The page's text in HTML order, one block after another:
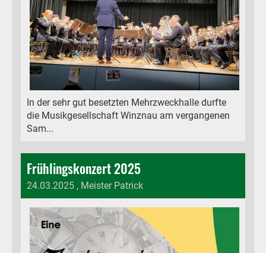
In der sehr gut besetzten Mehrzweckhalle durfte
die Musikgesellschaft Winznau am vergangenen
Sam...
Frühlingskonzert 2025
24.03.2025 , Meister Patrick